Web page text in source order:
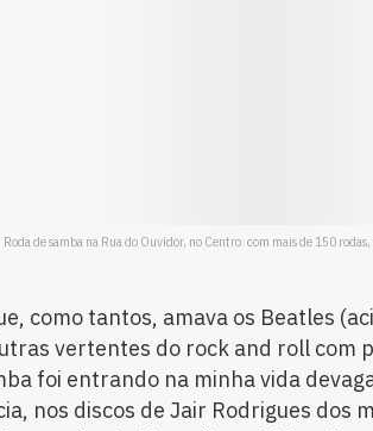
Roda de samba na Rua do Ouvidor, no Centro: com mais de 150
como tantos, amava os Beatles
vertentes do rock and roll com
foi entrando na minha vida
nos discos de Jair Rodrigues dos